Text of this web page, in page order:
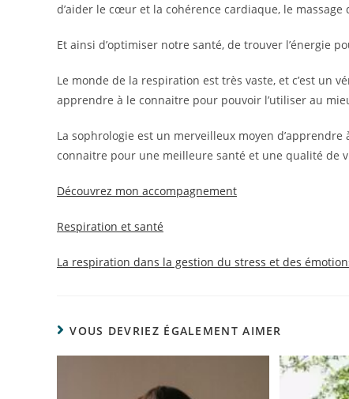
d’aider le cœur et la cohérence cardiaque, le
Et ainsi d’optimiser notre santé, de trouver l’énergie
Le monde de la respiration est très vaste, et c’est un
apprendre à le connaitre pour pouvoir l’utiliser au
La sophrologie est un merveilleux moyen
connaitre pour une meilleure santé et une qualité de
Découvrez mon accompagnement
Respiration et santé
La respiration dans la gestion du stress et des
VOUS DEVRIEZ ÉGALEMENT AIMER